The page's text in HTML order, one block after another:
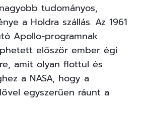
tudományos,
a Holdra szállás. Az 1961
Apollo-programnak
először ember égi
amit olyan flottul és
a NASA, hogy a
egyszerűen ráunt a